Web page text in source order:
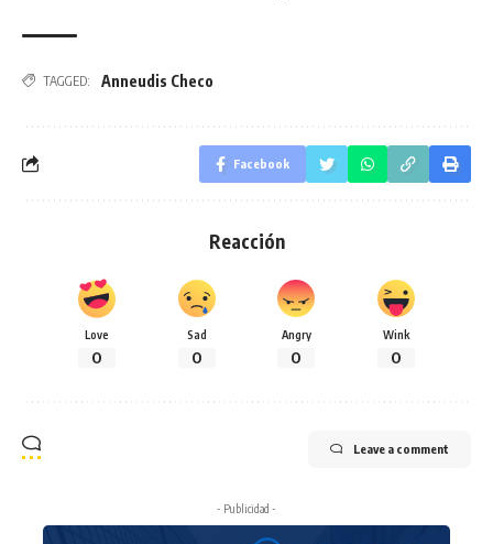
TAGGED: Anneudis Checo
Facebook
Reacción
Love
0
Sad
0
Angry
0
Wink
0
Leave a comment
- Publicidad -